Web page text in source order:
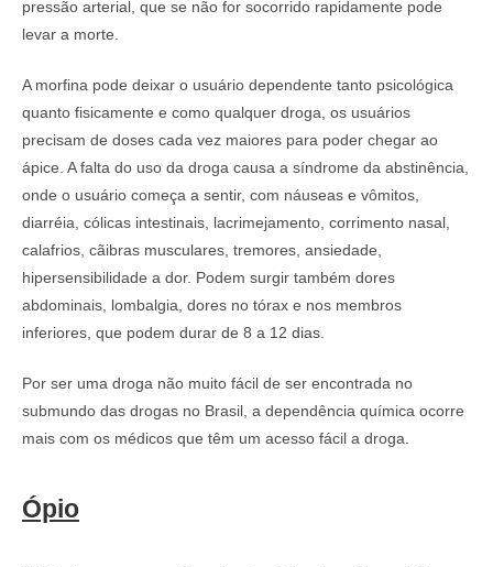
pressão arterial, que se não for socorrido rapidamente pode
levar a morte.
A morfina pode deixar o usuário dependente tanto psicológica
quanto fisicamente e como qualquer droga, os usuários
precisam de doses cada vez maiores para poder chegar ao
ápice. A falta do uso da droga causa a síndrome da abstinência,
onde o usuário começa a sentir, com náuseas e vômitos,
diarréia, cólicas intestinais, lacrimejamento, corrimento nasal,
calafrios, cãibras musculares, tremores, ansiedade,
hipersensibilidade a dor. Podem surgir também dores
abdominais, lombalgia, dores no tórax e nos membros
inferiores, que podem durar de 8 a 12 dias.
Por ser uma droga não muito fácil de ser encontrada no
submundo das drogas no Brasil, a dependência química ocorre
mais com os médicos que têm um acesso fácil a droga.
Ópio